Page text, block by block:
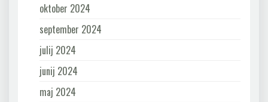
oktober 2024
september 2024
julij 2024
junij 2024
maj 2024